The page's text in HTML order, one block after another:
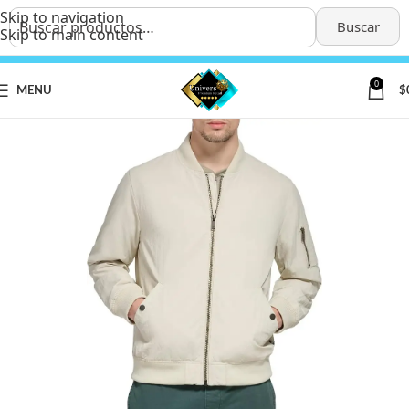
Buscar
Skip to navigation
Skip to main content
MENU
0
$